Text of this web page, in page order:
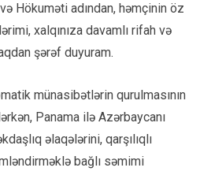
Hökuməti adından, həmçinin öz
xalqınıza davamlı rifah və
şərəf duyuram.
münasibətlərin qurulmasının
Panama ilə Azərbaycanı
əlaqələrini, qarşılıqlı
bağlı səmimi